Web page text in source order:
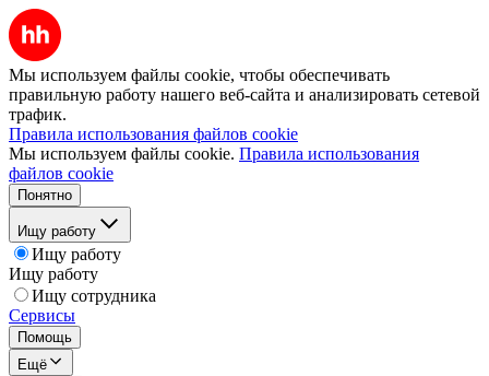
Мы используем файлы cookie, чтобы обеспечивать
правильную работу нашего веб-сайта и анализировать сетевой
трафик.
Правила использования файлов cookie
Мы используем файлы cookie. Правила использования
файлов cookie
Понятно
Ищу работу
Ищу работу
Ищу работу
Ищу сотрудника
Сервисы
Помощь
Ещё